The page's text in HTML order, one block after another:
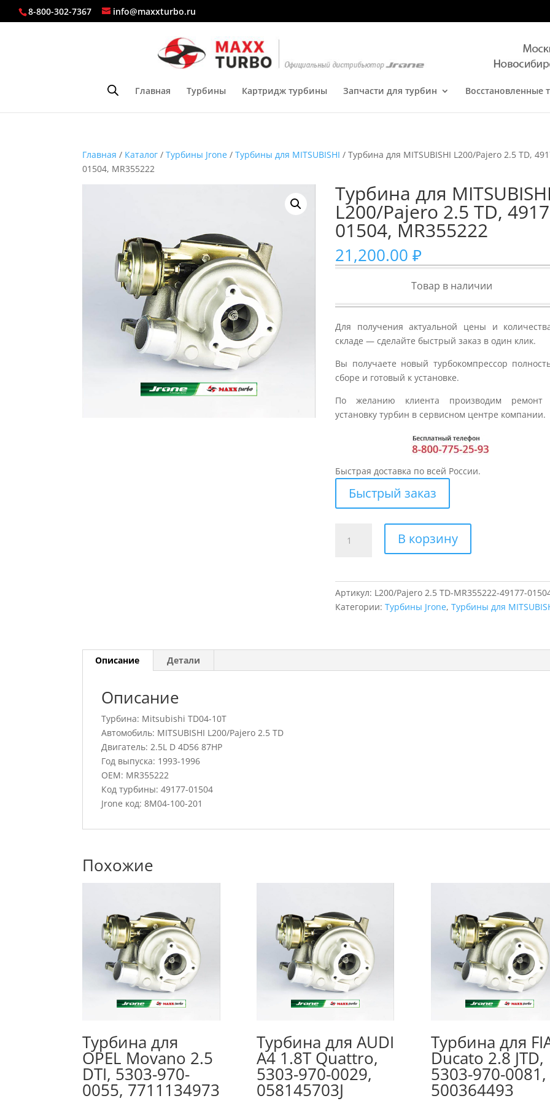
8-800-302-7367 info@maxxturbo.ru
Главная Турбины Картридж турбины Запчасти для турбин Восстановленные
Главная / Каталог /Турбины Jrone /Турбины для MITSUBISHI / Турбина для MITSUBISHI L200/Pajero 2.5 TD,
01504, MR355222
Турбина для
L200/Pajero 2.5 TD,
01504, MR355222
21,200.00₽
Товар в наличии
Для получения актуальной цены и
складе — сделайте быстрый заказ в один клик.
Вы получаете новый турбокомпрессор
сборе и готовый к установке.
По желанию клиента производим ремонт
установку турбин в сервисном центре компании.
Быстрая доставка по всей России.
Быстрый заказ
товара
L200/Pajero
MR355222
В корзину
Артикул: L200/Pajero 2.5 TD-MR355222-49177-
Категории:Турбины Jrone,Турбины для
Описание Детали
Описание
Турбина: Mitsubishi TD04-10T
Автомобиль: MITSUBISHI L200/Pajero 2.5 TD
Двигатель: 2.5L D 4D56 87HP
Год выпуска: 1993-1996
OEM: MR355222
Код турбины: 49177-01504
Jrone код: 8M04-100-201
Похожие
Турбина для
OPEL Movano 2.5
DTI, 5303-970-
0055, 7711134973
Турбина для AUDI
A4 1.8T Quattro,
5303-970-0029,
058145703J
Турбина для
Ducato 2.8 JTD,
5303-970-0081,
500364493